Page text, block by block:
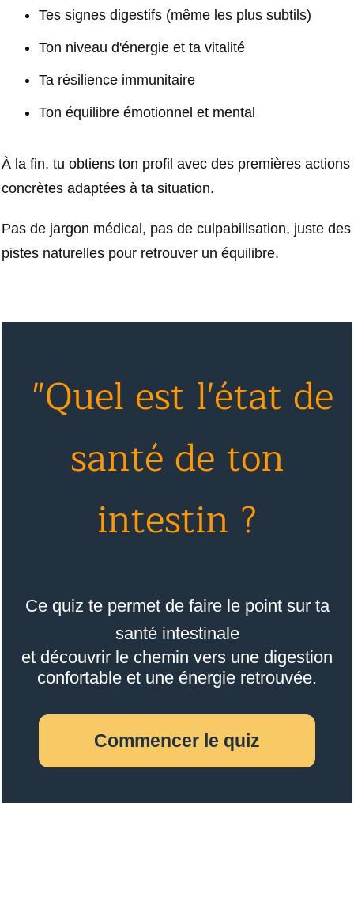
Tes signes digestifs (même les plus subtils)
Ton niveau d'énergie et ta vitalité
Ta résilience immunitaire
Ton équilibre émotionnel et mental
À la fin, tu obtiens ton profil avec des premières actions
concrètes adaptées à ta situation.
Pas de jargon médical, pas de culpabilisation, juste des
pistes naturelles pour retrouver un équilibre.
"Quel est l'état de
santé de ton
intestin ?
Ce quiz te permet de faire le point sur ta
santé intestinale
et découvrir le chemin vers une digestion
confortable et une énergie retrouvée.
Commencer le quiz